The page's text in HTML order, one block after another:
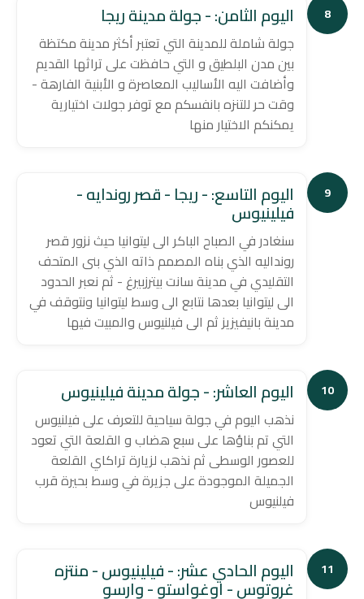
8 اليوم الثامن: - جولة مدينة ريجا
جولة شاملة للمدينة التي تعتبر أكثر مدينة مكتظة
بين مدن البلطيق و التي حافظت على تراثها القديم
وأضافت اليه الأساليب المعاصرة و الأبنية الفارهة -
وقت حر للتنزه بانفسكم مع توفر جولات اختيارية
يمكنكم الاختيار منها
9 اليوم التاسع: - ريجا - قصر روندايه -
فيلينيوس
سنغادر في الصباح الباكر الى ليتوانيا حيث نزور قصر
رونداليه الذي بناه المصمم ذاته الذي بنى المتحف
التقليدي في مدينة سانت بيترزبيرغ - ثم نعبر الحدود
الى ليتوانيا بعدها نتابع الى وسط ليتوانيا ونتوقف في
مدينة بانيفيزيز ثم الى فيلنيوس والمبيت فيها
10 اليوم العاشر: - جولة مدينة فيلينيوس
نذهب اليوم في جولة سياحية للتعرف على فيلنيوس
التي تم بناؤها على سبع هضاب و القلعة التي تعود
للعصور الوسطى ثم نذهب لزيارة تراكاي القلعة
الجميلة الموجودة على جزيرة في وسط بحيرة قرب
فيلنيوس
11 اليوم الحادي عشر: - فيلينيوس - منتزه
غروتوس - اوغواستو - وارسو